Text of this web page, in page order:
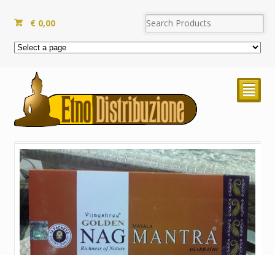
€ 0,00
²